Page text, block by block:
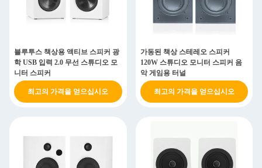
블루투스 책상용 액티브 스피커 광
학 USB 입력 2.0 무선 스튜디오 모
니터 스피커
최고의 가격을 얻으십시오
가동된 책상 스테레오 스피커
120W 스튜디오 모니터 스피커 음
악 게임용 터널
최고의 가격을 얻으십시오